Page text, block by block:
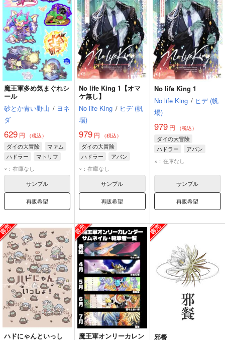
魔王軍多め気まぐれシ
ール
砂とか青い野山 / ヨネ
ダ
629 円 （税込）
ダイの大冒険
マァム
ハドラー
マトリフ
×：在庫なし
サンプル
再販希望
No life King 1【オマ
ケ無し】
No life King / ヒデ (帆
場)
979 円 （税込）
ダイの大冒険
ハドラー
アバン
ミストバーン
×：在庫なし
サンプル
再販希望
No life King 1
No life King / ヒデ (帆
場)
979円 （税込）
ダイの大冒険
ハドラー
アバン
ミストバーン
×：在庫なし
サンプル
再販希望
ハドにゃんといっし
魔王軍オンリーカレン
邪餐